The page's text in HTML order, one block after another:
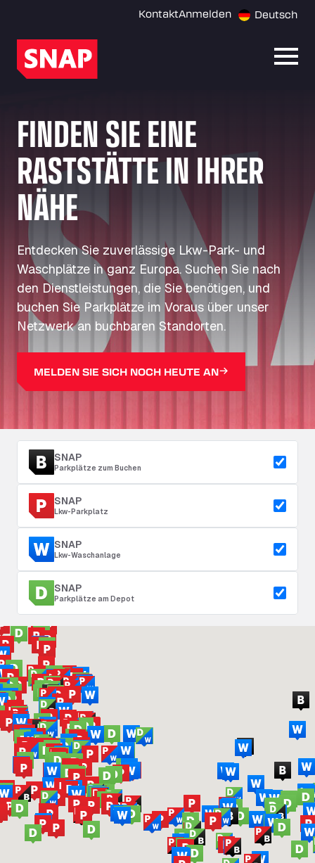
KontaktAnmelden Deutsch
FINDEN SIE EINE
RASTSTÄTTE IN IHRER
NÄHE
Entdecken Sie zuverlässige Lkw-Park- und
Waschplätze in ganz Europa. Suchen Sie nach
den Dienstleistungen, die Sie benötigen, und
buchen Sie Parkplätze im Voraus über unser
Netzwerk an buchbaren Standorten.
MELDEN SIE SICH NOCH HEUTE AN
SNAP
Parkplätze zum Buchen
SNAP
Lkw-Parkplatz
SNAP
Lkw-Waschanlage
SNAP
Parkplätze am Depot